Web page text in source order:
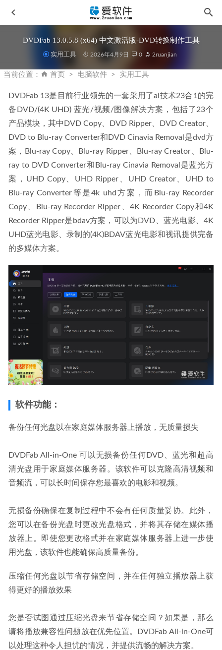
DVDFab 13.0.5.8 (x64) 中文激活版-DVD转换制作工具
实用工具 2026年4月9日 0 2ruanjian
当前位置： 首页 电脑软件 实用工具
DVDFab 13是目前行业领先的一套采用了ai技术23合1的完
备DVD/(4K UHD) 蓝光/视频/图像解决方案，包括了23个
产品模块，其中DVD Copy、DVD Ripper、DVD Creator、
DVD to Blu-ray Converter和DVD Cinavia Removal是dvd方
案，Blu-ray Copy、Blu-ray Ripper、Blu-ray Creator、Blu-
ray to DVD Converter和Blu-ray Cinavia Removal是蓝光方
案，UHD Copy、UHD Ripper、UHD Creator、UHD to
Blu-ray Converter等是4k uhd方案，而Blu-ray Recorder
Copy、Blu-ray Recorder Ripper、4K Recorder Copy和4K
Recorder Ripper是bdav方案，可以为DVD、蓝光电影、4K
UHD蓝光电影、录制的(4K)BDAV蓝光电影和视讯提供完备
的多媒体方案。
软件功能：
备份任何光盘以在家庭媒体服务器上播放，无质量损失
DVDFab All-in-One 可以无损备份任何DVD、蓝光和超高
清光盘用于家庭媒体服务器。该软件可以克隆高清视频和
音频流，可以长时间保存您最喜欢的电影和视频。
无损备份确保在复制过程中不会有任何质量妥协。此外，
您可以在备份光盘时更改光盘格式，并将其存储在媒体播
放器上。即使您更改格式并在家庭媒体服务器上进一步使
用光盘，该软件也能确保高质量备份。
压缩任何光盘以节省存储空间，并在任何独立播放器上获
得更好的播放效果
您是否试图通过压缩光盘来节省存储空间？如果是，那么
请将播放兼容性问题放在优先位置。DVDFab All-in-One可
以处理这种令人担忧的情况，并提供流畅的解决方案。
Adobe InCopy 2026 v21.2.0.30 中文激活版
2026-02-08
驱动总裁 v2.19.0 2025最新无广告免登录单文件版 2025-07-
07
Topaz Video AI v7.0.3中文汉化激活版- AI视频增强软件
PDFelement v12.1.6.3963 中文激活版-Wondershare 万兴PDF
Photo Supreme v2026.1.0.8837 中文便携版
2026-03-14